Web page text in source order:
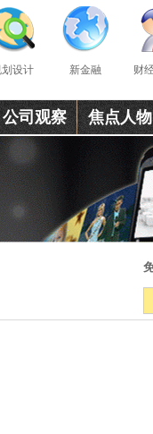
设计 新金融 财
公司观察 焦点人物